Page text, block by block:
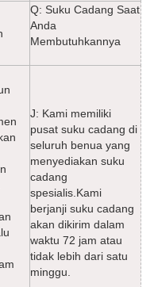
Q: Suku Cadang Saat
Anda
Membutuhkannya
J: Kami memiliki
pusat suku cadang di
seluruh benua yang
menyediakan suku
cadang
spesialis.Kami
berjanji suku cadang
akan dikirim dalam
waktu 72 jam atau
tidak lebih dari satu
minggu.